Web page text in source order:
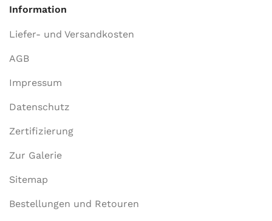
Information
Liefer- und Versandkosten
AGB
Impressum
Datenschutz
Zertifizierung
Zur Galerie
Sitemap
Bestellungen und Retouren